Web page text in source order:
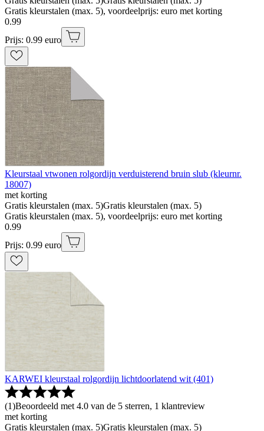
Gratis kleurstalen (max. 5), voordeelprijs: euro met korting
0.99
Prijs: 0.99 euro
Kleurstaal vtwonen rolgordijn verduisterend bruin slub (kleurnr.
18007)
met korting
Gratis kleurstalen (max. 5)Gratis kleurstalen (max. 5)
Gratis kleurstalen (max. 5), voordeelprijs: euro met korting
0.99
Prijs: 0.99 euro
KARWEI kleurstaal rolgordijn lichtdoorlatend wit (401)
(1)Beoordeeld met 4.0 van de 5 sterren, 1 klantreview
met korting
Gratis kleurstalen (max. 5)Gratis kleurstalen (max. 5)